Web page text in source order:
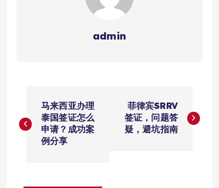
admin
章
马来西亚办理
泰国签证怎么
申请？成功案
例分享
菲律宾SRRV
签证，问题答
疑，避坑指南